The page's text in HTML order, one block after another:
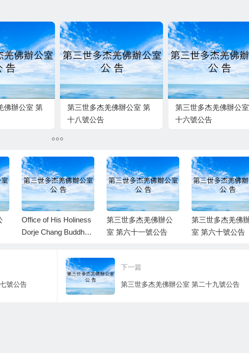
佛辦公室 第
第三世多杰羌佛辦公室 第
十八號公告
第三世多杰羌佛辦公
十六號公告
Office of His Holiness
Dorje Chang Buddha I
第三世多杰羌佛辦公
室 第六十一號公告
第三世多杰羌佛
室 第六十號公告
號公告
下一篇
第三世多杰羌佛辦公室 第二十九號公告